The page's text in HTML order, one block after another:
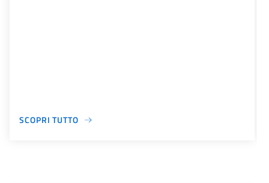
SCOPRI TUTTO